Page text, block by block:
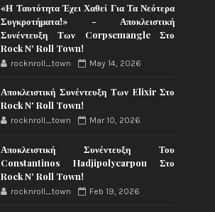
«Η Ταυτότητα Έχει Χαθεί Για Τα Νεότερα
Συγκροτήματα!» - Αποκλειστική
Συνέντευξη Των Corpsemangle Στο
Rock N' Roll Town!
rocknroll_town May 14, 2026
Αποκλειστική Συνέντευξη Των Elixir Στο
Rock N' Roll Town!
rocknroll_town Mar 10, 2026
Αποκλειστική Συνέντευξη Του
Constantinos Hadjipolycarpou Στο
Rock N' Roll Town!
rocknroll_town Feb 19, 2026